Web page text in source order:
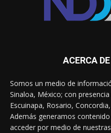
ACERCA
Somos un medio de
Sinaloa, México; con
Escuinapa, Rosario,
Además generamos
acceder por medio de